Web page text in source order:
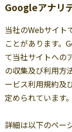
Googleアナリ
当社のWebサイト
ことがあります。
て当社サイトへの
の収集及び利用方
ービス利用規約及
定められています。
詳細は以下のペー